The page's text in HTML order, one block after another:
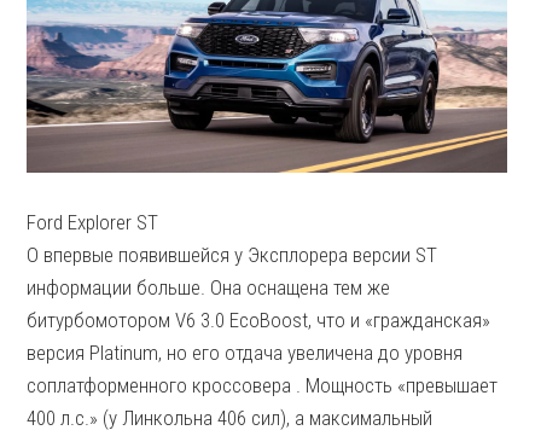
Ford Explorer ST
О впервые появившейся у Эксплорера версии ST
информации больше. Она оснащена тем же
битурбомотором V6 3.0 EcoBoost, что и «гражданская»
версия Platinum, но его отдача увеличена до уровня
соплатформенного кроссовера . Мощность «превышает
400 л.с.» (у Линкольна 406 сил), а максимальный